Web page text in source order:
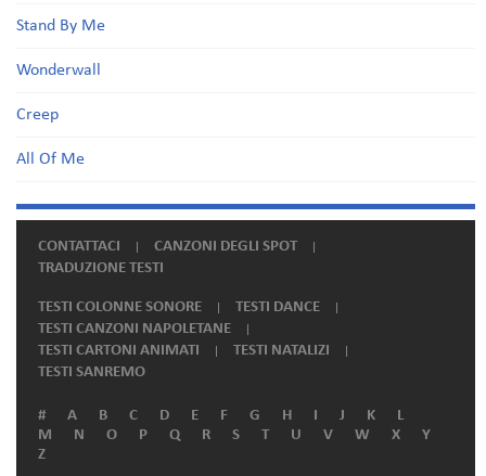
Stand By Me
Wonderwall
Creep
All Of Me
CONTATTACI
CANZONI DEGLI SPOT
TRADUZIONE TESTI
TESTI COLONNE SONORE
TESTI DANCE
TESTI CANZONI NAPOLETANE
TESTI CARTONI ANIMATI
TESTI NATALIZI
TESTI SANREMO
# A B C D E F G H I J K
L
M
N O P Q R S T U V W X
Y
Z